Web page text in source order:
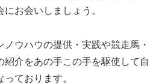
お会いしましょう。
ウハウの提供・実践や競走馬・
紹介をあの手この手を駆使して自
ております。